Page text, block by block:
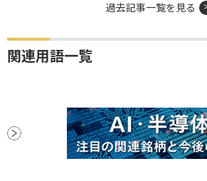
過去記事一覧を見る
関連用語一覧